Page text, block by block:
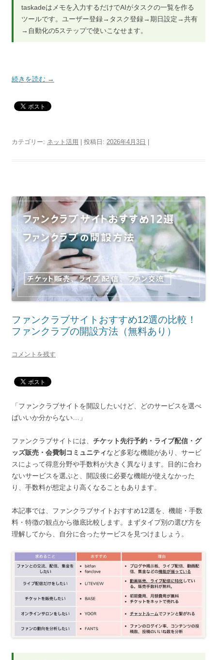
taskadeはメモを入力するだけでAIがタスクの一覧を作る
ツールです。ユーザー登録→タスク登録→期日設定→共有
→自動化の5ステップで使いこなせます。
続きを読む →
カテゴリー: ネット活用 | 投稿日: 2026年4月3日 |
ファンクラブサイトおすすめ12選の比較！
ファンクラブの開設方法（無料あり）
コメントを残す
「ファンクラブサイトを開設したいけど、どのサービスを選べ
ばいいか分からない…」
ファンクラブサイトには、 チケット先行予約・ライブ配信・グ
ッズ販売・会費制コミュニティなど多彩な機能があり、サービ
スによって得意分野や手数料が大きく異なります。目的に合わ
ないサービスを選ぶと、開設後に必要な機能が使えなかった
り、手数料が想定より高くなることもあります。
本記事では、ファンクラブサイトおすすめ12選を、機能・手数
料・特徴の観点から徹底比較します。まずタイプ別の選び方を
理解してから、自分に合ったサービスを見つけましょう。